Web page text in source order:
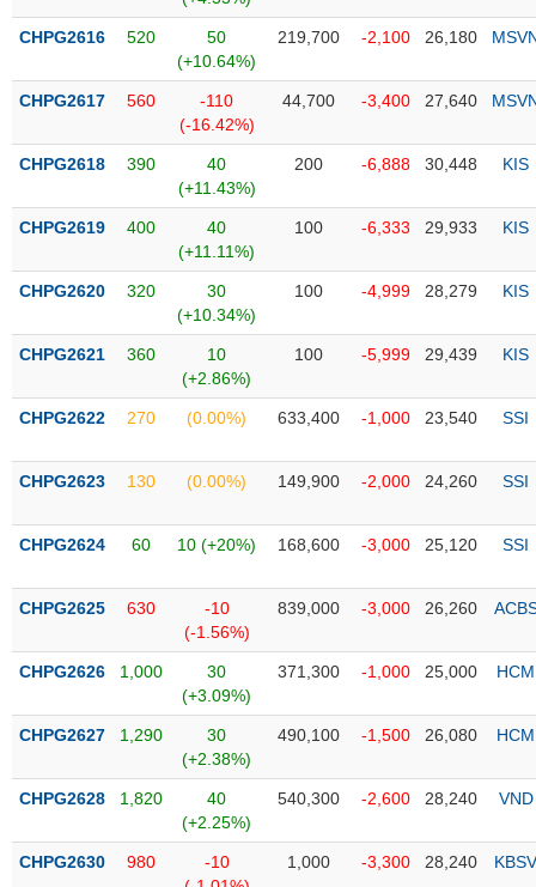
tích
thuật
sơ
doanh
Tin
sự
Tài
Tâm
thị
trường
CHPG2616 520
50
(+10.64%)
219,700 -2,100 26,180
CHPG2617 560
-110
(-16.42%)
44,700 -3,400 27,640
CHPG2618 390
40
(+11.43%)
200 -6,888 30,448 KIS
CHPG2619 400
40
(+11.11%)
100 -6,333 29,933 KIS
CHPG2620 320
30
(+10.34%)
100 -4,999 28,279 KIS
CHPG2621 360
10
(+2.86%)
100 -5,999 29,439 KIS
CHPG2622 270 (0.00%) 633,400 -1,000 23,540 SSI
CHPG2623 130 (0.00%) 149,900 -2,000 24,260 SSI
CHPG2624 60 10 (+20%) 168,600 -3,000 25,120 SSI
CHPG2625 630
-10
(-1.56%)
839,000 -3,000 26,260
CHPG2626 1,000
30
(+3.09%)
371,300 -1,000 25,000 HCM
CHPG2627 1,290
30
(+2.38%)
490,100 -1,500 26,080 HCM
CHPG2628 1,820
40
(+2.25%)
540,300 -2,600 28,240 VND
CHPG2630 980
-10
1,000 -3,300 28,240 KBSV
VẬT
CÔNG
DÙNG
THIẾT
YẾU
TIÊU
THIẾT
YẾU
CHĂM